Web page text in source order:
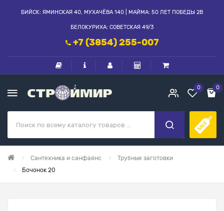
БИЙСК: ЯМИНСКАЯ 40, МУХАЧЁВА 140 | МАЙМА: 50 ЛЕТ ПОБЕДЫ 2В
БЕЛОКУРИХА: СОВЕТСКАЯ 49/3
+7 (3854) 255-007
0 0
Сантехника и санфаянс
Трубные заготовки
Бочонок 20